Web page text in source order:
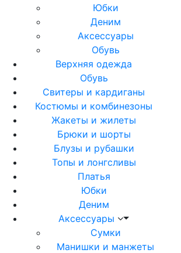
Юбки
Деним
Аксессуары
Обувь
Верхняя одежда
Обувь
Свитеры и кардиганы
Костюмы и комбинезоны
Жакеты и жилеты
Брюки и шорты
Блузы и рубашки
Топы и лонгсливы
Платья
Юбки
Деним
Аксессуары
Сумки
Манишки и манжеты